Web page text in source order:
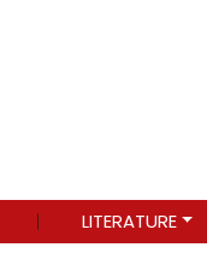
LITERATURE